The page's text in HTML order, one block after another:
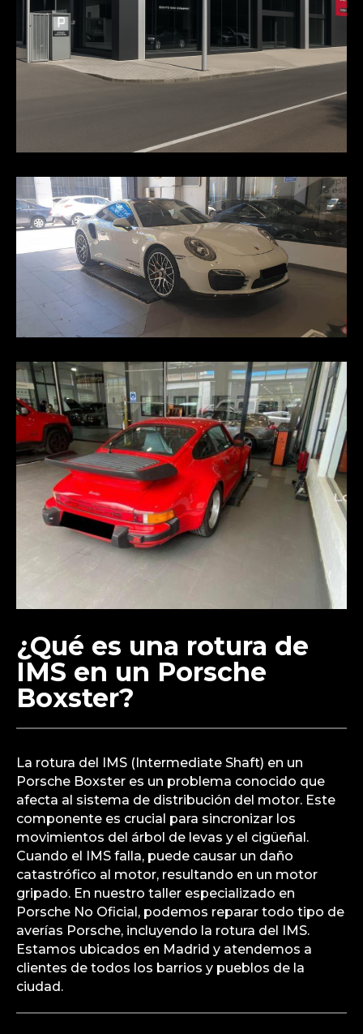
¿Qué es una rotura de
IMS en un Porsche
Boxster?
La rotura del IMS (Intermediate Shaft) en un
Porsche Boxster es un problema conocido que
afecta al sistema de distribución del motor. Este
componente es crucial para sincronizar los
movimientos del árbol de levas y el cigüeñal.
Cuando el IMS falla, puede causar un daño
catastrófico al motor, resultando en un motor
gripado. En nuestro taller especializado en
Porsche No Oficial, podemos reparar todo tipo de
averías Porsche, incluyendo la rotura del IMS.
Estamos ubicados en Madrid y atendemos a
clientes de todos los barrios y pueblos de la
ciudad.